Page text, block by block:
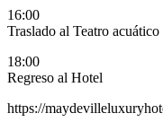
16:00
Traslado al Teatro
18:00
Regreso al Hotel
https://